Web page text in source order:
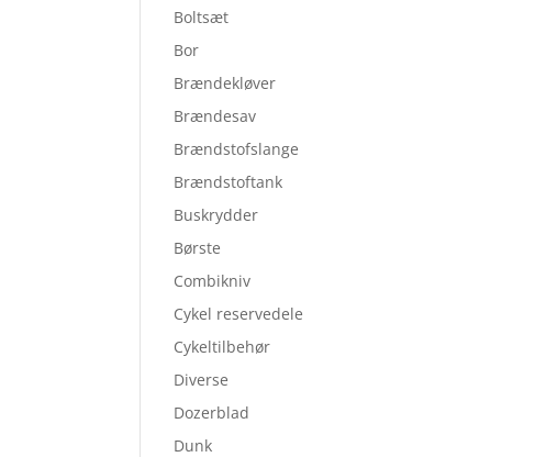
Boltsæt
Bor
Brændekløver
Brændesav
Brændstofslange
Brændstoftank
Buskrydder
Børste
Combikniv
Cykel reservedele
Cykeltilbehør
Diverse
Dozerblad
Dunk